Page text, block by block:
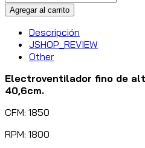
Descripción
JSHOP_REVIEW
Other
Electroventilador fino de
40,6cm.
CFM: 1850
RPM: 1800